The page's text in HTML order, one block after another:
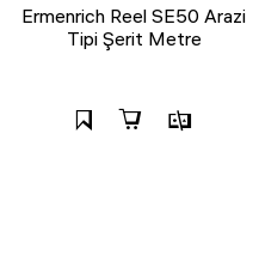
Ermenrich Reel SE50 Arazi
Tipi Şerit Metre